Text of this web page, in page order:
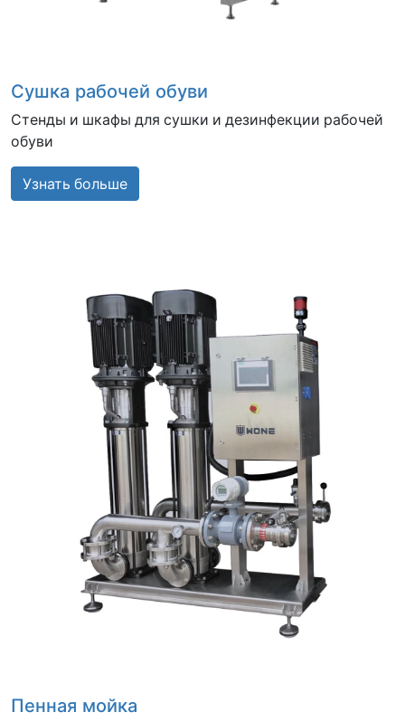
Сушка рабочей обуви
Стенды и шкафы для сушки и дезинфекции рабочей
обуви
Узнать больше
Пенная мойка